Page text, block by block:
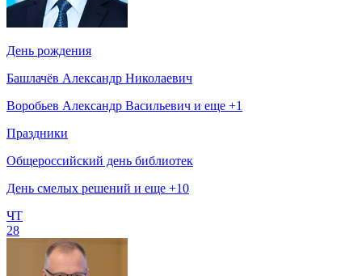
День рождения
Башлачёв Александр Николаевич
Воробьев Александр Васильевич и еще +1
Праздники
Общероссийский день библиотек
День смелых решений и еще +10
ЧТ
28